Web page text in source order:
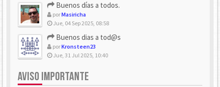
Buenos días a todos.
porMasiricha
Jue, 04 Sep 2025, 08:58
Buenos dias a tod@s
porKronsteen23
Jue, 31 Jul 2025, 10:40
AVISO IMPORTANTE